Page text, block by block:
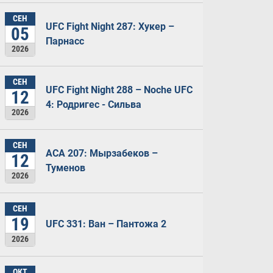
СЕН
05
2026
UFC Fight Night 287: Хукер –
Парнасс
СЕН
12
2026
UFC Fight Night 288 – Noche UFC
4: Родригес - Сильва
СЕН
12
2026
ACA 207: Мырзабеков –
Туменов
СЕН
19
2026
UFC 331: Ван – Пантожа 2